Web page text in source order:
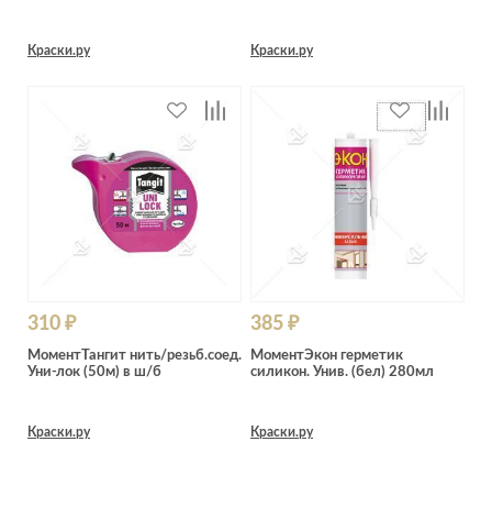
Краски.ру Краски.ру
310 ₽
МоментТангит нить/резьб.соед.
Уни-лок (50м) в ш/б
Краски.ру
385 ₽
МоментЭкон герметик
силикон. Унив. (бел) 280мл
Краски.ру